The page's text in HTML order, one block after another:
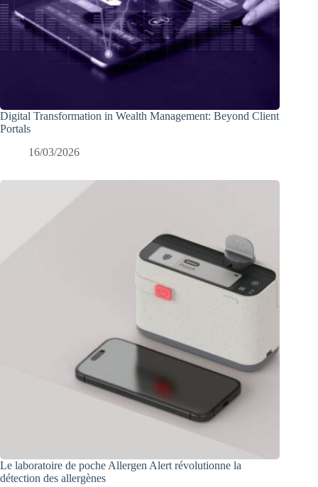
Digital Transformation in Wealth Management: Beyond Client
Portals
16/03/2026
Le laboratoire de poche Allergen Alert révolutionne la
détection des allergènes